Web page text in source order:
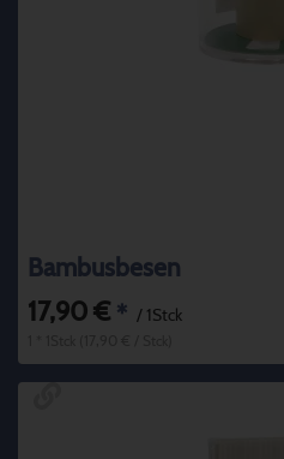
Bambusbesen
17,90 € * / 1Stck